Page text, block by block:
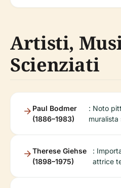
Artisti,
Scienziati
Paul Bodmer
(1886–1983)
: Noto
Therese Giehse
(1898–1975)
:
attrice